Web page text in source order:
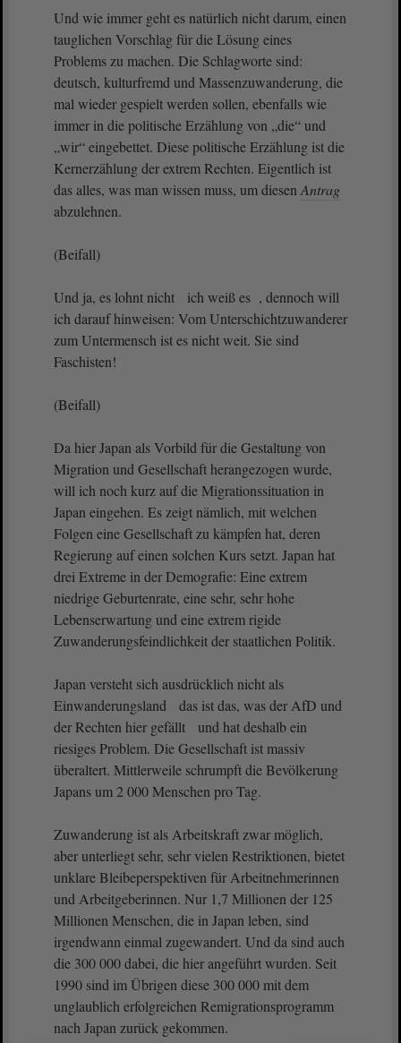
Und wie immer geht es natürlich nicht darum, einen
tauglichen Vorschlag für die Lösung eines
Problems zu machen. Die Schlagworte sind:
deutsch, kulturfremd und Massenzuwanderung, die
mal wieder gespielt werden sollen, ebenfalls wie
immer in die politische Erzählung von „die“ und
„wir“ eingebettet. Diese politische Erzählung ist die
Kernerzählung der extrem Rechten. Eigentlich ist
das alles, was man wissen muss, um diesen Antrag
abzulehnen.
(Beifall)
Und ja, es lohnt nicht ich weiß es , dennoch will
ich darauf hinweisen: Vom Unterschichtzuwanderer
zum Untermensch ist es nicht weit. Sie sind
Faschisten!
(Beifall)
Da hier Japan als Vorbild für die Gestaltung von
Migration und Gesellschaft herangezogen wurde,
will ich noch kurz auf die Migrationssituation in
Japan eingehen. Es zeigt nämlich, mit welchen
Folgen eine Gesellschaft zu kämpfen hat, deren
Regierung auf einen solchen Kurs setzt. Japan hat
drei Extreme in der Demografie: Eine extrem
niedrige Geburtenrate, eine sehr, sehr hohe
Lebenserwartung und eine extrem rigide
Zuwanderungsfeindlichkeit der staatlichen Politik.
Japan versteht sich ausdrücklich nicht als
Einwanderungsland das ist das, was der AfD und
der Rechten hier gefällt und hat deshalb ein
riesiges Problem. Die Gesellschaft ist massiv
überaltert. Mittlerweile schrumpft die Bevölkerung
Japans um 2 000 Menschen pro Tag.
Zuwanderung ist als Arbeitskraft zwar möglich,
aber unterliegt sehr, sehr vielen Restriktionen, bietet
unklare Bleibeperspektiven für Arbeitnehmerinnen
und Arbeitgeberinnen. Nur 1,7 Millionen der 125
Millionen Menschen, die in Japan leben, sind
irgendwann einmal zugewandert. Und da sind auch
die 300 000 dabei, die hier angeführt wurden. Seit
1990 sind im Übrigen diese 300 000 mit dem
unglaublich erfolgreichen Remigrationsprogramm
nach Japan zurück gekommen.